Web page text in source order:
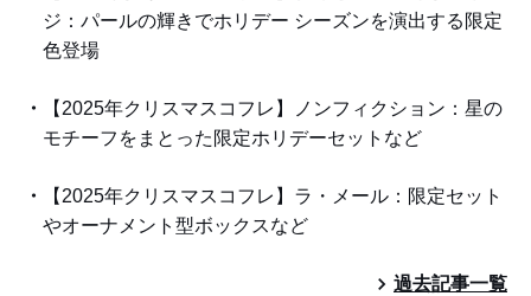
ジ：パールの輝きでホリデー シーズンを演出する限定
色登場
【2025年クリスマスコフレ】ノンフィクション：星の
モチーフをまとった限定ホリデーセットなど
【2025年クリスマスコフレ】ラ・メール：限定セット
やオーナメント型ボックスなど
過去記事一覧